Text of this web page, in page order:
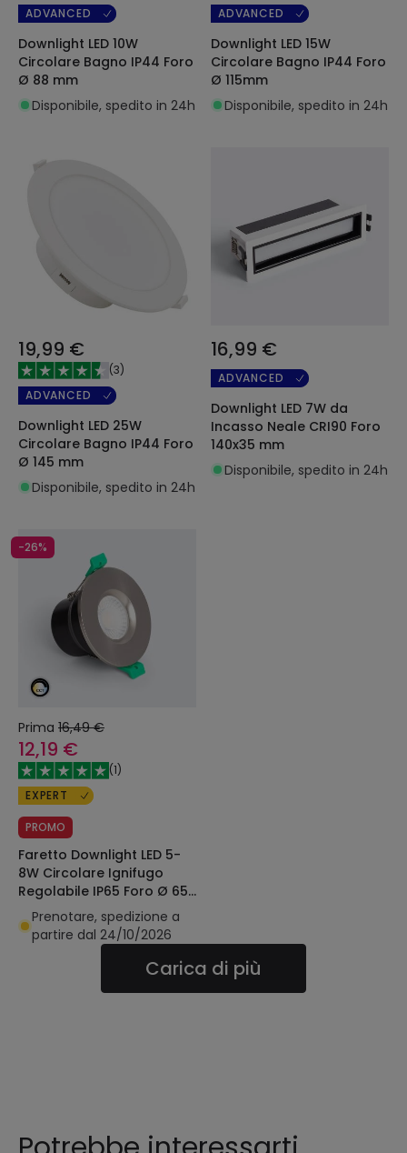
ADVANCED
Downlight LED 10W
Circolare Bagno IP44 Foro
Ø 88 mm
Disponibile, spedito in 24h
ADVANCED
Downlight LED 15W
Circolare Bagno IP44 Foro
Ø 115mm
Disponibile, spedito in 24h
19,99 €
(3)
ADVANCED
Downlight LED 25W
Circolare Bagno IP44 Foro
Ø 145 mm
Disponibile, spedito in 24h
16,99 €
ADVANCED
Downlight LED 7W da
Incasso Neale CRI90 Foro
140x35 mm
Disponibile, spedito in 24h
-26%
Prima 16,49 €
12,19 €
(1)
EXPERT
PROMO
Faretto Downlight LED 5-
8W Circolare Ignifugo
Regolabile IP65 Foro Ø 65
mm Solid Design
Prenotare, spedizione a
partire dal 24/10/2026
Carica di più